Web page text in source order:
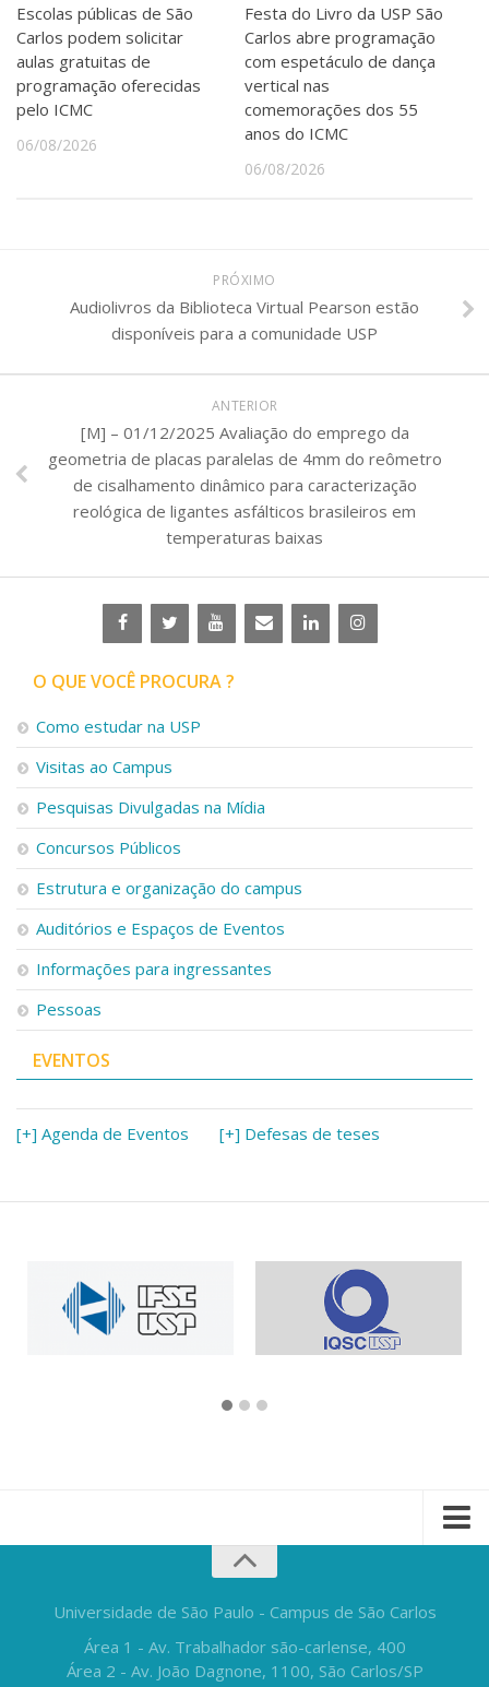
Defesa de Teses
Escolas públicas de São
Carlos podem solicitar
aulas gratuitas de
programação oferecidas
pelo ICMC
06/08/2026
Festa do Livro da USP São
Carlos abre programação
com espetáculo de dança
vertical nas
comemorações dos 55
anos do ICMC
06/08/2026
PRÓXIMO
Audiolivros da Biblioteca Virtual Pearson estão
disponíveis para a comunidade USP
ANTERIOR
[M] – 01/12/2025 Avaliação do emprego da
geometria de placas paralelas de 4mm do reômetro
de cisalhamento dinâmico para caracterização
reológica de ligantes asfálticos brasileiros em
temperaturas baixas
O QUE VOCÊ PROCURA ?
Como estudar na USP
Visitas ao Campus
Pesquisas Divulgadas na Mídia
Concursos Públicos
Estrutura e organização do campus
Auditórios e Espaços de Eventos
Informações para ingressantes
Pessoas
EVENTOS
[+] Agenda de Eventos [+] Defesas de teses
Universidade de São Paulo - Campus de São Carlos
Área 1 - Av. Trabalhador são-carlense, 400
Área 2 - Av. João Dagnone, 1100, São Carlos/SP